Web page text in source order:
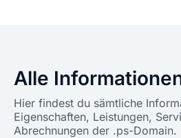
Alle
Hier findest du sämtliche
Eigenschaften, Leistungen,
Abrechnungen der .ps-Domain.